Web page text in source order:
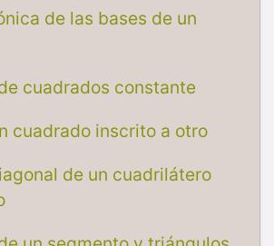
de las bases de un
cuadrados constante
cuadrado inscrito a otro
de un cuadrilátero